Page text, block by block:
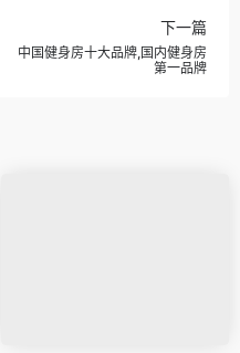
下一篇
中国健身房十大品牌,国内健身房
第一品牌